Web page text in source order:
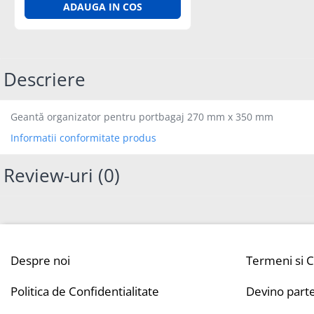
Diagrame TahografADAUGA IN COS
Descriere
Geantă organizator pentru portbagaj 270 mm x 350 mm
Informatii conformitate produs
Review-uri (0)
Despre noi
Politica de Confidentialitate
Termeni si
Devino